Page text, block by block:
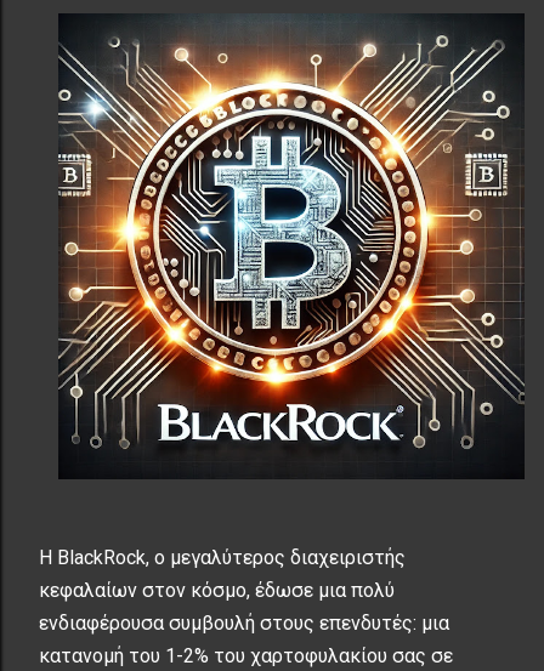
Η BlackRock, ο μεγαλύτερος διαχειριστής
κεφαλαίων στον κόσμο, έδωσε μια πολύ
ενδιαφέρουσα συμβουλή στους επενδυτές: μια
κατανομή του 1-2% του χαρτοφυλακίου σας σε